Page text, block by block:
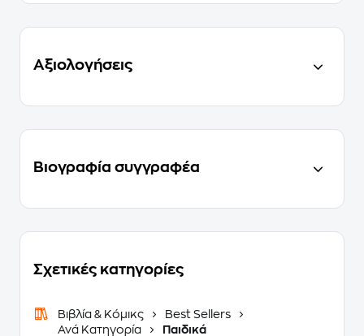
Αξιολογήσεις
Βιογραφία συγγραφέα
Σχετικές κατηγορίες
Βιβλία & Κόμικς
Best Sellers
Ανά Κατηγορία
Παιδικά